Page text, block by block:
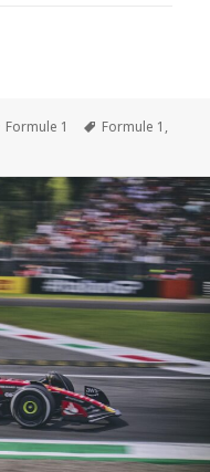
Catégories
Formule 1
Mots-
Formule 1 ,